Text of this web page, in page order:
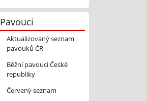
Pavouci
Aktualizovaný seznam
pavouků ČR
Běžní pavouci České
republiky
Červený seznam